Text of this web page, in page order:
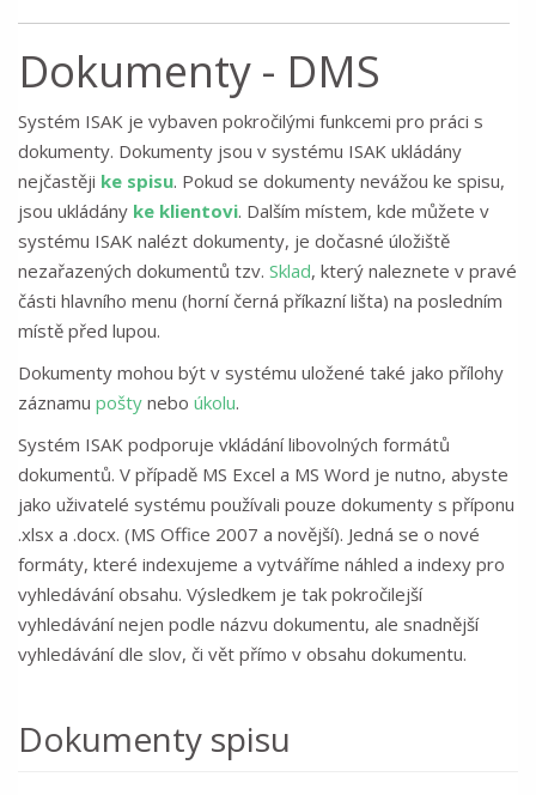
Dokumenty - DMS
Systém ISAK je vybaven pokročilými funkcemi pro práci s
dokumenty. Dokumenty jsou v systému ISAK ukládány
nejčastěji ke spisu. Pokud se dokumenty nevážou ke spisu,
jsou ukládány ke klientovi. Dalším místem, kde můžete v
systému ISAK nalézt dokumenty, je dočasné úložiště
nezařazených dokumentů tzv. Sklad, který naleznete v pravé
části hlavního menu (horní černá příkazní lišta) na posledním
místě před lupou.
Dokumenty mohou být v systému uložené také jako přílohy
záznamu pošty nebo úkolu.
Systém ISAK podporuje vkládání libovolných formátů
dokumentů. V případě MS Excel a MS Word je nutno, abyste
jako uživatelé systému používali pouze dokumenty s příponu
.xlsx a .docx. (MS Office 2007 a novější). Jedná se o nové
formáty, které indexujeme a vytváříme náhled a indexy pro
vyhledávání obsahu. Výsledkem je tak pokročilejší
vyhledávání nejen podle názvu dokumentu, ale snadnější
vyhledávání dle slov, či vět přímo v obsahu dokumentu.
Dokumenty spisu